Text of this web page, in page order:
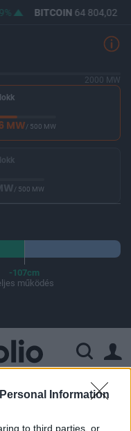
Information
to third parties, or
BITCOIN64 804,02
2000 MW
MW/ 500 MW
/ 500 MW
-107cm
működés
Megszólalt Magyar Péter: most elhárult a veszély, de Pakson újra pattanásig feszülhet a helyzet